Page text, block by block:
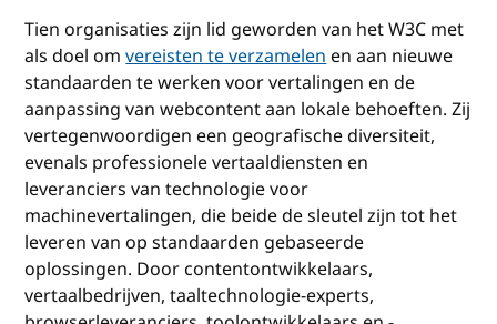
Tien organisaties zijn lid geworden van het W3C met
als doel omvereisten te verzamelenen aan nieuwe
standaarden te werken voor vertalingen en de
aanpassing van webcontent aan lokale behoeften. Zij
vertegenwoordigen een geografische diversiteit,
evenals professionele vertaaldiensten en
leveranciers van technologie voor
machinevertalingen, die beide de sleutel zijn tot het
leveren van op standaarden gebaseerde
oplossingen. Door contentontwikkelaars,
vertaalbedrijven, taaltechnologie-experts,